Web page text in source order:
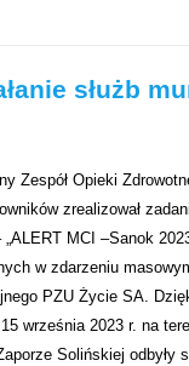
służb
Zespół Opieki
zrealizował
MCI –Sanok
w zdarzeniu
PZU Życie SA.
września 2023 r. na
Solińskiej odbyły